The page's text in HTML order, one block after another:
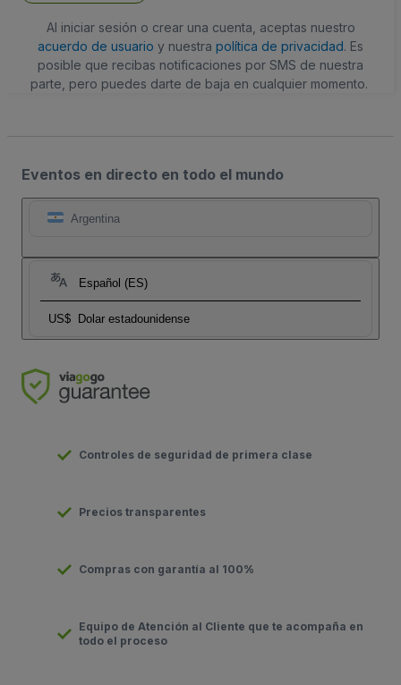
Al iniciar sesión o crear una cuenta, aceptas nuestro
acuerdo de usuario y nuestra política de privacidad. Es
posible que recibas notificaciones por SMS de nuestra
parte, pero puedes darte de baja en cualquier momento.
Eventos en directo en todo el mundo
Argentina
Español (ES)
US$ Dolar estadounidense
Controles de seguridad de primera clase
Precios transparentes
Compras con garantía al 100%
Equipo de Atención al Cliente que te acompaña en
todo el proceso